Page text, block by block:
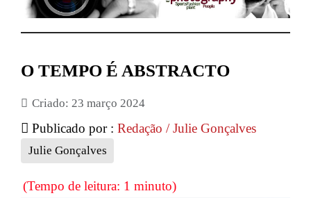
O TEMPO É ABSTRACTO
Criado: 23 março 2024
Publicado por : Redação / Julie Gonçalves
Julie Gonçalves
(Tempo de leitura: 1 minuto)